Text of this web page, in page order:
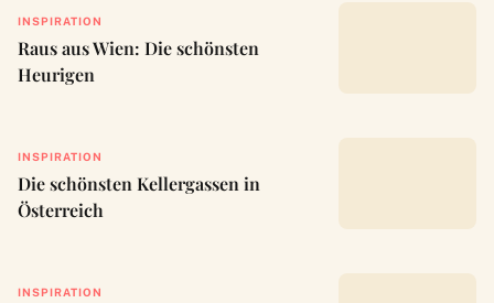
INSPIRATION
Raus aus Wien: Die schönsten
Heurigen
INSPIRATION
Die schönsten Kellergassen in
Österreich
INSPIRATION